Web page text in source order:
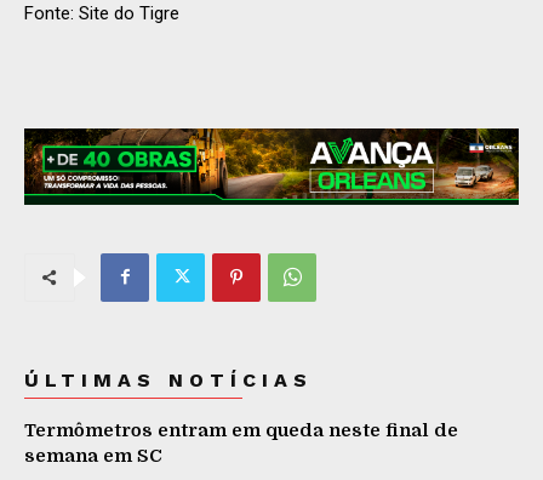
Fonte: Site do Tigre
ÚLTIMAS NOTÍCIAS
Termômetros entram em queda neste final de
semana em SC